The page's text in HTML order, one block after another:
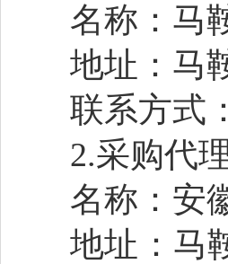
名称：马
地址：马
联系方
2.采购代
名称：安
地址：马